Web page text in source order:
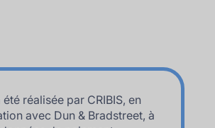
réalisée par CRIBIS, en
avec Dun & Bradstreet, à